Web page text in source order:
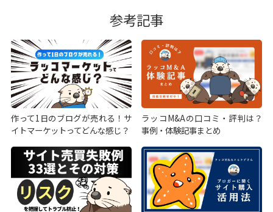
参考記事
作って1日のブログが売れる！サ
イトマーケットってどんな感じ？
ラッコM&Aの口コミ・評判は？
事例・体験記事まとめ